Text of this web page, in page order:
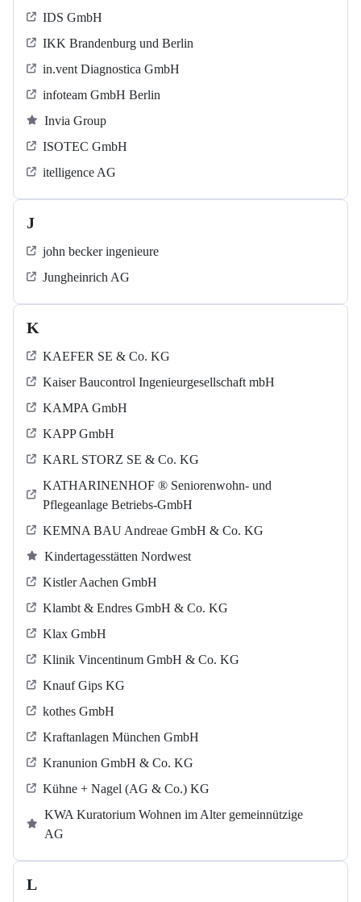
IDS GmbH
IKK Brandenburg und Berlin
in.vent Diagnostica GmbH
infoteam GmbH Berlin
Invia Group
ISOTEC GmbH
itelligence AG
J
john becker ingenieure
Jungheinrich AG
K
KAEFER SE & Co. KG
Kaiser Baucontrol Ingenieurgesellschaft mbH
KAMPA GmbH
KAPP GmbH
KARL STORZ SE & Co. KG
KATHARINENHOF ® Seniorenwohn- und
Pflegeanlage Betriebs-GmbH
KEMNA BAU Andreae GmbH & Co. KG
Kindertagesstätten Nordwest
Kistler Aachen GmbH
Klambt & Endres GmbH & Co. KG
Klax GmbH
Klinik Vincentinum GmbH & Co. KG
Knauf Gips KG
kothes GmbH
Kraftanlagen München GmbH
Kranunion GmbH & Co. KG
Kühne + Nagel (AG & Co.) KG
KWA Kuratorium Wohnen im Alter gemeinnützige
AG
L